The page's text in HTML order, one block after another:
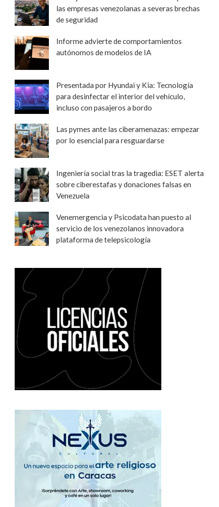
las empresas venezolanas a severas brechas
de seguridad
Informe advierte de comportamientos
autónomos de modelos de IA
Presentada por Hyundai y Kia: Tecnología
para desinfectar el interior del vehículo,
incluso con pasajeros a bordo
Las pymes ante las ciberamenazas: empezar
por lo esencial para resguardarse
Ingeniería social tras la tragedia: ESET alerta
sobre ciberestafas y donaciones falsas en
Venezuela
Venemergencia y Psicodata han puesto al
servicio de los venezolanos innovadora
plataforma de telepsicología